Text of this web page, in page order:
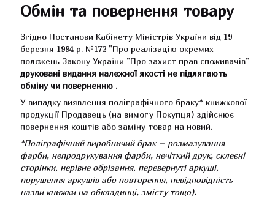
Обмін та повернення товару
Згідно Постанови Кабінету Міністрів України від 19
березня 1994 р. №172 "Про реалізацію окремих
положень Закону України "Про захист прав споживачів"
друковані видання належної якості не підлягають
обміну чи поверненню .
У випадку виявлення поліграфічного браку* книжкової
продукції Продавець (на вимогу Покупця) здійснює
повернення коштів або заміну товар на новий.
*Поліграфічний виробничий брак – розмазування
фарби, непродрукування фарби, нечіткий друк, склеєні
сторінки, нерівне обрізання, перевернуті аркуші,
порушення аркушів або повторення, невідповідність
назви книжки на обкладинці, змісту тощо).